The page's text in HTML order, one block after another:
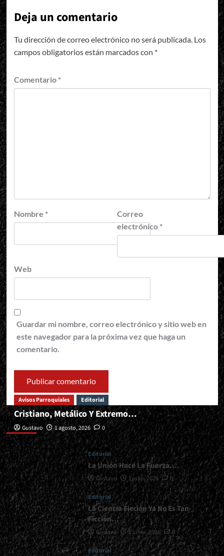
Deja un comentario
Tu dirección de correo electrónico no será publicada. Los
campos obligatorios están marcados con *
Comentario *
Nombre *
Correo
electrónico *
Web
Guardar mi nombre, correo electrónico y sitio web en
este navegador para la próxima vez que haga un
comentario.
Editorial
Avisos Parroquiales Editorial
Cristiano, Metálico Y Extremo…
Gustavo 1 agosto, 2026 0
Editorial
La Unión Hace La Fuerza….
Gustavo 1 julio, 2026 0
Editorial
La Ciencia Ficción Ya No Es Tan
Ficción…
Gustavo 1 junio, 2026 0
Editorial